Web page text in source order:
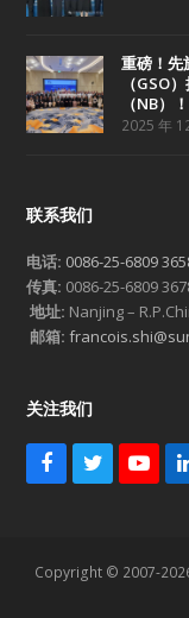
重磅！先
（GSO
（NB）！
2025 年
联系我们
电话: 0086-25-6809
传真: 0086-25-6809
地址: Nanjing –
邮箱:
关注我们
F
o
T
e
Y
b
Copyright © 2007-